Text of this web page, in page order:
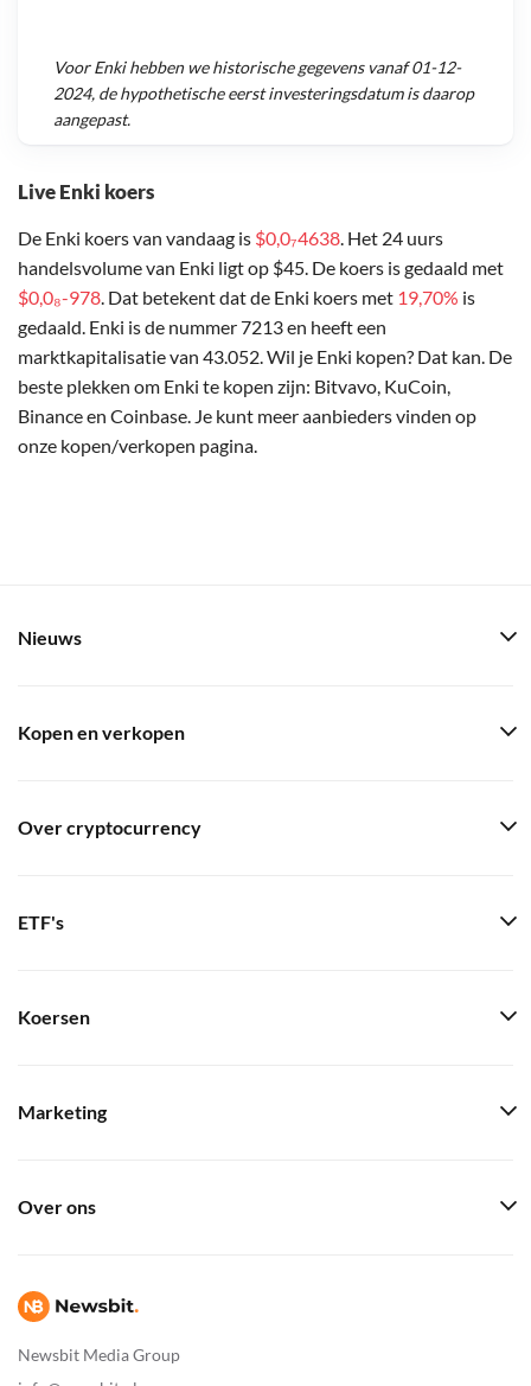
Live Enki koers
De Enki koers van vandaag is $0,0₇4638. Het 24 uurs
handelsvolume van Enki ligt op $45. De koers is gedaald met
$0,0₈-978. Dat betekent dat de Enki koers met 19,70% is
gedaald. Enki is de nummer 7213 en heeft een
marktkapitalisatie van 43.052. Wil je Enki kopen? Dat kan. De
beste plekken om Enki te kopen zijn: Bitvavo, KuCoin,
Binance en Coinbase. Je kunt meer aanbieders vinden op
onze kopen/verkopen pagina.
VoorEnkihebben we historische gegevens vanaf01-12-
2024, de hypothetische eerst investeringsdatum is daarop
aangepast.
Newsbit Media Group
Nieuws
Kopen en verkopen
Over cryptocurrency
ETF's
Koersen
Marketing
Over ons